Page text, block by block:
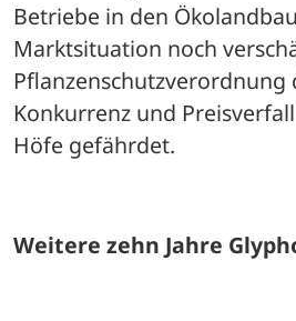
Betriebe in den
Marktsituation noch
Pflanzenschutzverordnung
Konkurrenz und
Höfe gefährdet.
Weitere zehn Jahre